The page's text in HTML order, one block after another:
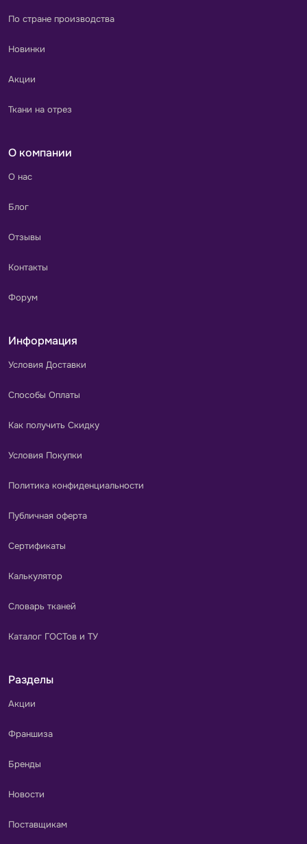
По стране производства
Новинки
Акции
Ткани на отрез
О компании
О нас
Блог
Отзывы
Контакты
Форум
Информация
Условия Доставки
Способы Оплаты
Как получить Скидку
Условия Покупки
Политика конфиденциальности
Публичная оферта
Сертификаты
Калькулятор
Словарь тканей
Каталог ГОСТов и ТУ
Разделы
Акции
Франшиза
Бренды
Новости
Поставщикам